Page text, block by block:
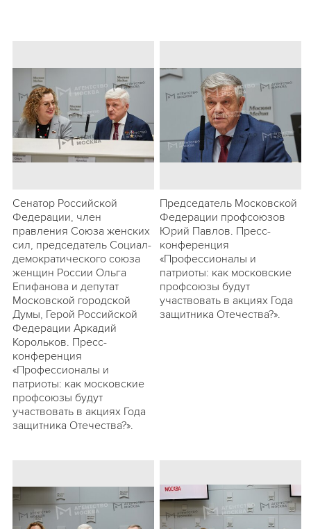
Сенатор Российской
Федерации, член
правления Союза женских
сил, председатель Социал-
демократического союза
женщин России Ольга
Епифанова и депутат
Московской городской
Думы, Герой Российской
Федерации Аркадий
Корольков. Пресс-
конференция
«Профессионалы и
патриоты: как московские
профсоюзы будут
участвовать в акциях Года
защитника Отечества?».
Председатель Московской
Федерации профсоюзов
Юрий Павлов. Пресс-
конференция
«Профессионалы и
патриоты: как московские
профсоюзы будут
участвовать в акциях Года
защитника Отечества?».